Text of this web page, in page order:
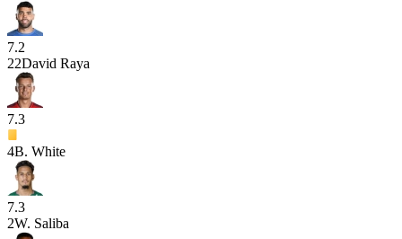
7.2
22David Raya
7.3
4B. White
7.3
2W. Saliba